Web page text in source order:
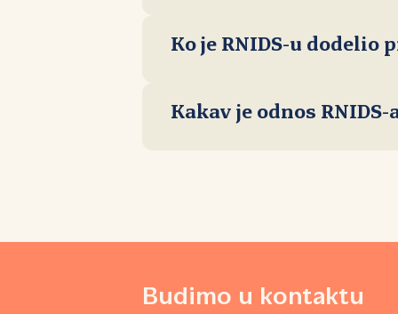
Ko je RNIDS-u dodelio
Kakav je odnos RNIDS-
Budimo u kontaktu